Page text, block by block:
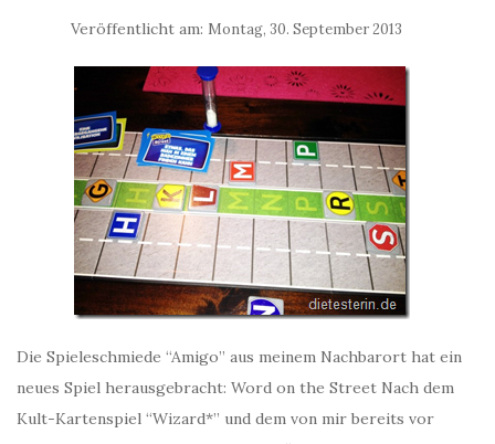
Veröffentlicht am: Montag, 30. September 2013
Die Spieleschmiede “Amigo” aus meinem Nachbarort hat ein
neues Spiel herausgebracht: Word on the Street Nach dem
Kult-Kartenspiel “Wizard*” und dem von mir bereits vor